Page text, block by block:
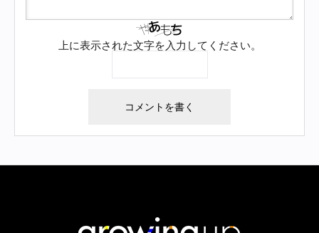
上に表示された文字を入力してください。